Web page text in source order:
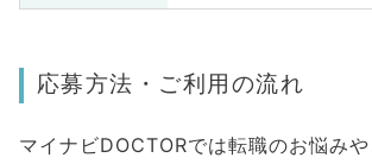
応募方法・ご利用の流れ
マイナビDOCTORでは転職のお悩み